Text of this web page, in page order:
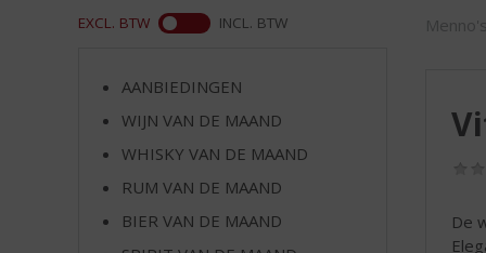
De
EXCL. BTW INCL. BTW
AANBIEDINGEN
WIJN VAN DE MAAND
WHISKY VAN DE MAAND
RUM VAN DE MAAND
BIER VAN DE MAAND